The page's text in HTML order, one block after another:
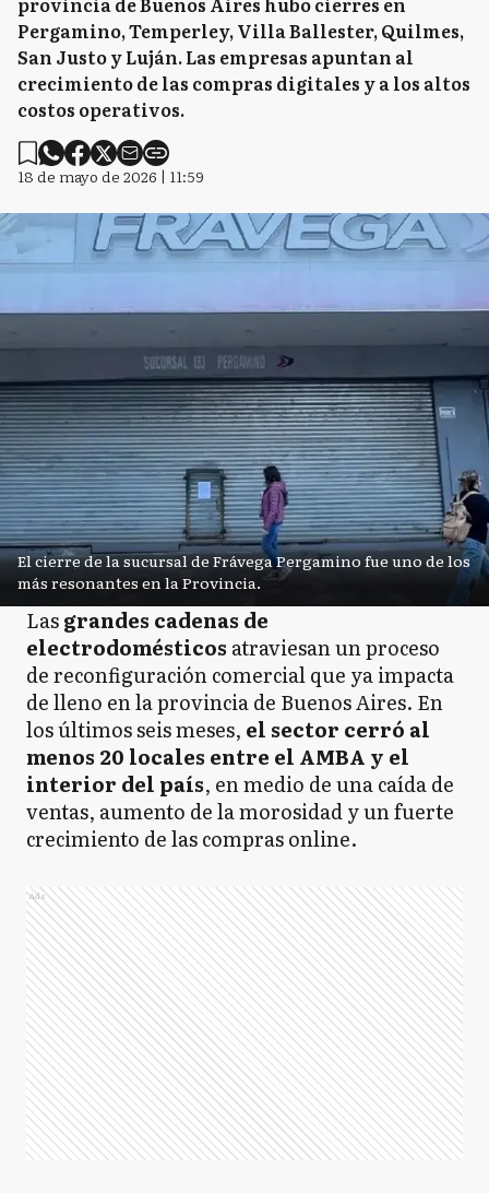
Pergamino, Temperley, Villa Ballester, Quilmes,
San Justo y Luján. Las empresas apuntan al
crecimiento de las compras digitales y a los altos
costos operativos.
18 de mayo de 2026 | 11:59
El cierre de la sucursal de Frávega Pergamino fue uno de los
más resonantes en la Provincia.
Lasgrandes cadenas de
electrodomésticos atraviesan un proceso
de reconfiguración comercial que ya impacta
de lleno en la provincia de Buenos Aires. En
los últimos seis meses, el sector cerró al
menos 20 locales entre el AMBA y el
interior del país, en medio de una caída de
ventas, aumento de la morosidad y un fuerte
crecimiento de las compras online.
Ads